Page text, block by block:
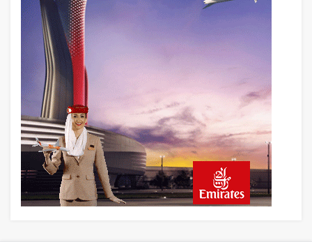
İstanbul uçağına polis köpeklerle girdi: 3
yolcu indirildi
8 saat önce
AyJet eğitim uçağı Hezarfen yakınında
kırım geçirdi
23 saat önce
Lufthansa ilk uçağını Starlink internetiyle
donattı